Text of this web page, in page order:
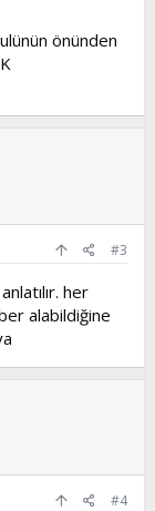
önünden
#3
her
alabildiğine
#4